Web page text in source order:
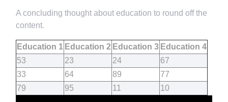
A concluding thought about education to round off the
content.
Education 1 Education 2 Education 3 Education 4
53
23 24
67
33
64 89
77
79
95 11 10